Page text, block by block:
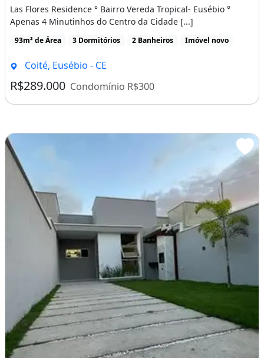
Las Flores Residence ° Bairro Vereda Tropical- Eusébio °
Apenas 4 Minutinhos do Centro da Cidade [...]
93m² de Área 3 Dormitórios 2 Banheiros Imóvel novo
Coité, Eusébio - CE
R$289.000 Condomínio R$300